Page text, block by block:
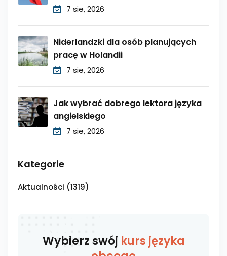
7 sie, 2026
Niderlandzki dla osób planujących
pracę w Holandii
7 sie, 2026
Jak wybrać dobrego lektora języka
angielskiego
7 sie, 2026
Kategorie
Aktualności (1319)
Wybierz swój kurs języka